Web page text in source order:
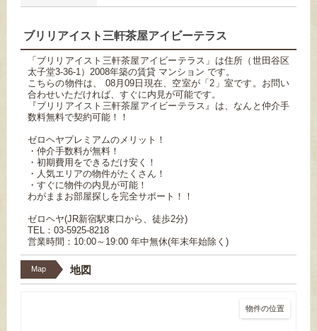
ブリリアイスト三軒茶屋アイビーテラス
「ブリリアイスト三軒茶屋アイビーテラス」は住所（世田谷区
太子堂3-36-1）2008年築の賃貸 マンション です。
こちらの物件は、 08月09日現在、空室が「2」室です。お問い
合わせいただければ、すぐに内見が可能です。
『ブリリアイスト三軒茶屋アイビーテラス』は、なんと仲介手
数料無料で契約可能！！
ゼロヘヤプレミアムのメリット！
・仲介手数料が無料！
・初期費用をできるだけ安く！
・人気エリアの物件がたくさん！
・すぐに物件の内見が可能！
わがままお部屋探しを完全サポート！！
ゼロヘヤ(JR新宿駅東口から、徒歩2分)
TEL：03-5925-8218
営業時間：10:00～19:00 年中無休(年末年始除く)
Map 地図
物件の位置